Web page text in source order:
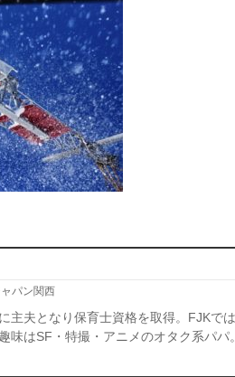
パン関西
主夫となり保育士資格を取得。FJKで
味はSF・特撮・アニメのオタク系パパ